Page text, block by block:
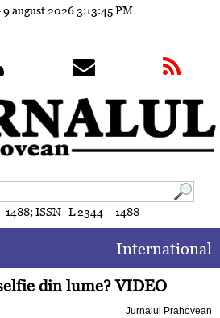
9 august 20263:13:48 PM
1488; ISSN–L 2344 – 1488
International
din lume? VIDEO
Jurnalul Prahovean